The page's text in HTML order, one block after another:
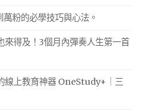
粉的必學技巧與心法。
來得及！3個月內彈奏人生第一首
線上教育神器 OneStudy+｜三